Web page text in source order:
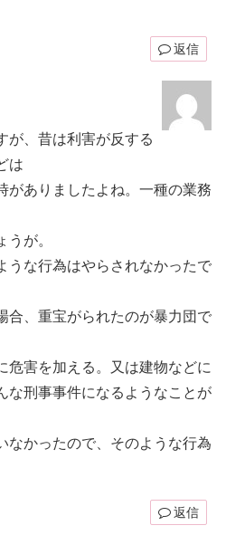
返信
が、昔は利害が反する
は
がありましたよね。一種の業務
が。
うな行為はやらされなかったで
合、重宝がられたのが暴力団で
危害を加える。又は建物などに
な刑事事件になるようなことが
なかったので、そのような行為
返信